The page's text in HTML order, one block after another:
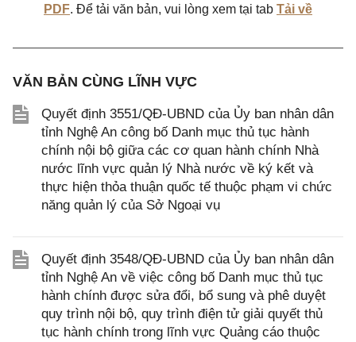
PDF. Để tải văn bản, vui lòng xem tại tab Tải về
VĂN BẢN CÙNG LĨNH VỰC
Quyết định 3551/QĐ-UBND của Ủy ban nhân dân
tỉnh Nghệ An công bố Danh mục thủ tục hành
chính nội bộ giữa các cơ quan hành chính Nhà
nước lĩnh vực quản lý Nhà nước về ký kết và
thực hiện thỏa thuận quốc tế thuộc phạm vi chức
năng quản lý của Sở Ngoại vụ
Quyết định 3548/QĐ-UBND của Ủy ban nhân dân
tỉnh Nghệ An về việc công bố Danh mục thủ tục
hành chính được sửa đổi, bổ sung và phê duyệt
quy trình nội bộ, quy trình điện tử giải quyết thủ
tục hành chính trong lĩnh vực Quảng cáo thuộc